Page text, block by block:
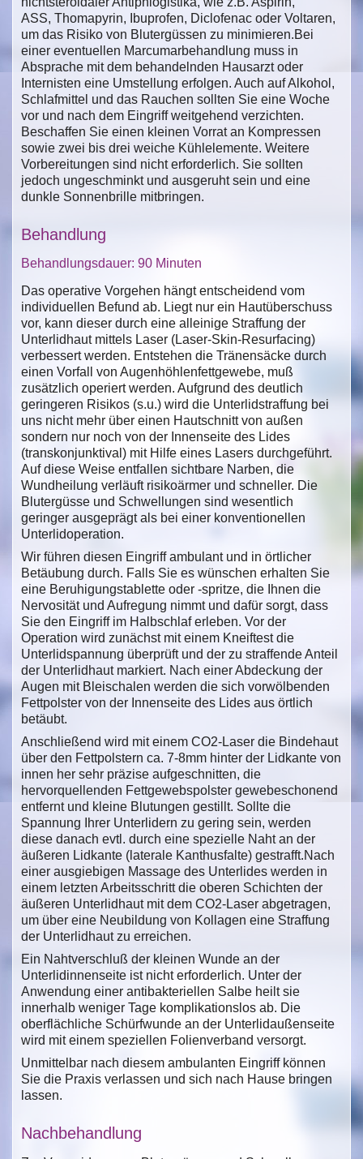
ASS, Thomapyrin, Ibuprofen, Diclofenac oder Voltaren,
um das Risiko von Blutergüssen zu minimieren.Bei
einer eventuellen Marcumarbehandlung muss in
Absprache mit dem behandelnden Hausarzt oder
Internisten eine Umstellung erfolgen. Auch auf Alkohol,
Schlafmittel und das Rauchen sollten Sie eine Woche
vor und nach dem Eingriff weitgehend verzichten.
Beschaffen Sie einen kleinen Vorrat an Kompressen
sowie zwei bis drei weiche Kühlelemente. Weitere
Vorbereitungen sind nicht erforderlich. Sie sollten
jedoch ungeschminkt und ausgeruht sein und eine
dunkle Sonnenbrille mitbringen.
Behandlung
Behandlungsdauer: 90 Minuten
Das operative Vorgehen hängt entscheidend vom
individuellen Befund ab. Liegt nur ein Hautüberschuss
vor, kann dieser durch eine alleinige Straffung der
Unterlidhaut mittels Laser (Laser-Skin-Resurfacing)
verbessert werden. Entstehen die Tränensäcke durch
einen Vorfall von Augenhöhlenfettgewebe, muß
zusätzlich operiert werden. Aufgrund des deutlich
geringeren Risikos (s.u.) wird die Unterlidstraffung bei
uns nicht mehr über einen Hautschnitt von außen
sondern nur noch von der Innenseite des Lides
(transkonjunktival) mit Hilfe eines Lasers durchgeführt.
Auf diese Weise entfallen sichtbare Narben, die
Wundheilung verläuft risikoärmer und schneller. Die
Blutergüsse und Schwellungen sind wesentlich
geringer ausgeprägt als bei einer konventionellen
Unterlidoperation.
Wir führen diesen Eingriff ambulant und in örtlicher
Betäubung durch. Falls Sie es wünschen erhalten Sie
eine Beruhigungstablette oder -spritze, die Ihnen die
Nervosität und Aufregung nimmt und dafür sorgt, dass
Sie den Eingriff im Halbschlaf erleben. Vor der
Operation wird zunächst mit einem Kneiftest die
Unterlidspannung überprüft und der zu straffende Anteil
der Unterlidhaut markiert. Nach einer Abdeckung der
Augen mit Bleischalen werden die sich vorwölbenden
Fettpolster von der Innenseite des Lides aus örtlich
betäubt.
Anschließend wird mit einem CO2-Laser die Bindehaut
über den Fettpolstern ca. 7-8mm hinter der Lidkante von
innen her sehr präzise aufgeschnitten, die
hervorquellenden Fettgewebspolster gewebeschonend
entfernt und kleine Blutungen gestillt. Sollte die
Spannung Ihrer Unterlidern zu gering sein, werden
diese danach evtl. durch eine spezielle Naht an der
äußeren Lidkante (laterale Kanthusfalte) gestrafft.Nach
einer ausgiebigen Massage des Unterlides werden in
einem letzten Arbeitsschritt die oberen Schichten der
äußeren Unterlidhaut mit dem CO2-Laser abgetragen,
um über eine Neubildung von Kollagen eine Straffung
der Unterlidhaut zu erreichen.
Ein Nahtverschluß der kleinen Wunde an der
Unterlidinnenseite ist nicht erforderlich. Unter der
Anwendung einer antibakteriellen Salbe heilt sie
innerhalb weniger Tage komplikationslos ab. Die
oberflächliche Schürfwunde an der Unterlidaußenseite
wird mit einem speziellen Folienverband versorgt.
Unmittelbar nach diesem ambulanten Eingriff können
Sie die Praxis verlassen und sich nach Hause bringen
lassen.
Nachbehandlung